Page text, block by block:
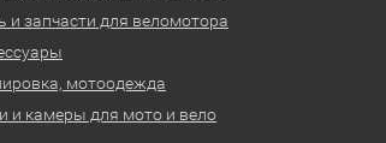
и запчасти для веломотора
мотоодежда
и камеры для мото и вело